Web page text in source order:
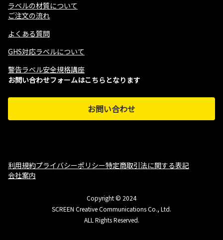
ラベルの材質について
ご注文の流れ
よくある質問
GHS対応ラベルについて
警告ラベル安全規格講座
お問い合わせフォームはこちらとなります
お問い合わせ
利用規約プライバシーポリシー特定商取引法に関する表記
会社案内
Copyright © 2024
SCREEN Creative Communications Co., Ltd.
ALL Rights Reserved.